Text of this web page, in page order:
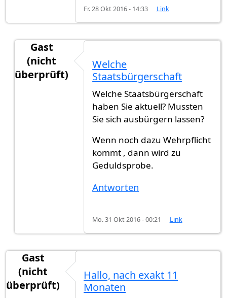
Fr. 28 Okt 2016 - 14:33 Link
Gast
(nicht
überprüft)
Welche
Staatsbürgerschaft
Welche Staatsbürgerschaft
haben Sie aktuell? Mussten
Sie sich ausbürgern lassen?
Wenn noch dazu Wehrpflicht
kommt , dann wird zu
Geduldsprobe.
Antworten
Mo. 31 Okt 2016 - 00:21 Link
Gast
(nicht
überprüft)
Hallo, nach exakt 11
Monaten